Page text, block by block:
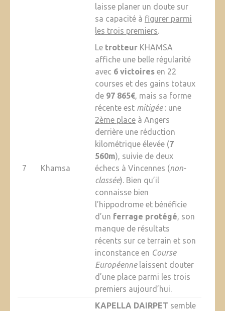
laisse planer un doute sur
sa capacité à figurer parmi
les trois premiers.
7 Khamsa
Le trotteurKHAMSA
affiche une belle régularité
avec 6 victoiresen 22
courses et des gains totaux
de 97 865€, mais sa forme
récente est mitigée: une
2ème placeà Angers
derrière une réduction
kilométrique élevée (7
560m), suivie de deux
échecs à Vincennes (non-
classée). Bien qu’il
connaisse bien
l’hippodrome et bénéficie
d’un ferrage protégé, son
manque de résultats
récents sur ce terrain et son
inconstance en Course
Européennelaissent douter
d’une place parmi les trois
premiers aujourd’hui.
KAPELLA DAIRPET semble